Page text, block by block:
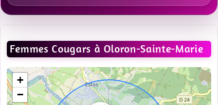
Femmes Cougars à Oloron-Sainte-Marie
+
−